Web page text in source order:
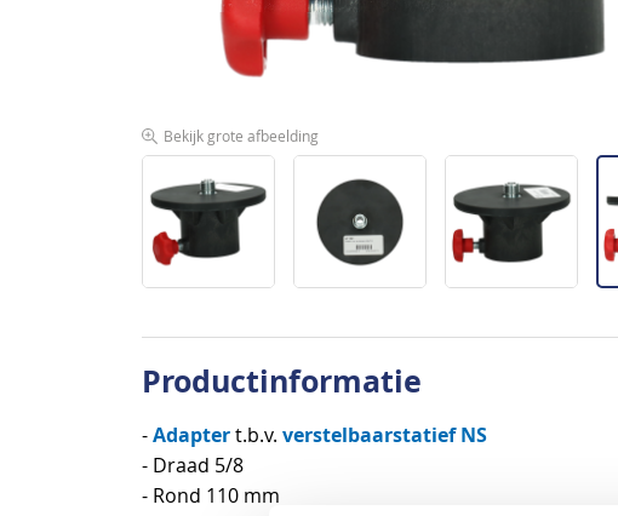
Bekijk grote afbeelding
het
van
de
afbeeldingen-
Productinformatie
-Adaptert.b.v. verstelbaarstatief NS
- Draad 5/8
- Rond 110 mm